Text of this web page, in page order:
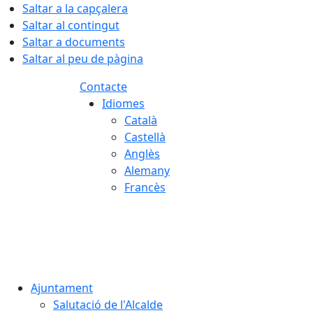
Saltar a la capçalera
Saltar al contingut
Saltar a documents
Saltar al peu de pàgina
Contacte
Idiomes
Català
Castellà
Anglès
Alemany
Francès
Ajuntament
Salutació de l'Alcalde